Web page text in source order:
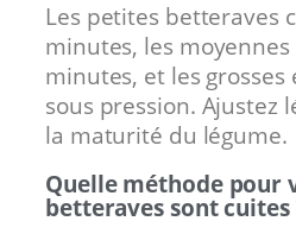
Les petites betteraves
minutes, les
minutes, et les grosses
sous pression. Ajustez
la maturité du légume.
Quelle méthode pour
betteraves sont cuites